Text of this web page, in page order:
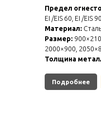
Предел
EI /EIS 60, EI /EIS 90
Материал:
Размер:
2000×900,
Толщина
Подробнее